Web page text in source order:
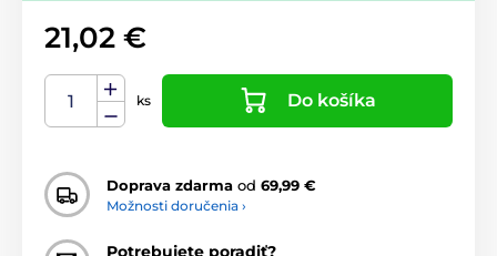
21,02 €
ks Do košíka
Doprava zdarma od 69,99 €
Možnosti doručenia ›
Potrebujete poradiť?